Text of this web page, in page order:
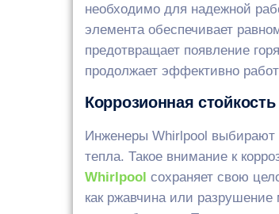
необходимо для надежной
элемента обеспечивает
предотвращает появление
продолжает эффективно
Коррозионная
Инженеры Whirlpool выбирают
тепла. Такое внимание к
Whirlpool сохраняет свою
как ржавчина или разрушение